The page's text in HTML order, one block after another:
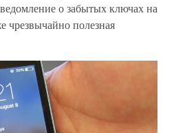
о забытых ключах на
чрезвычайно полезная